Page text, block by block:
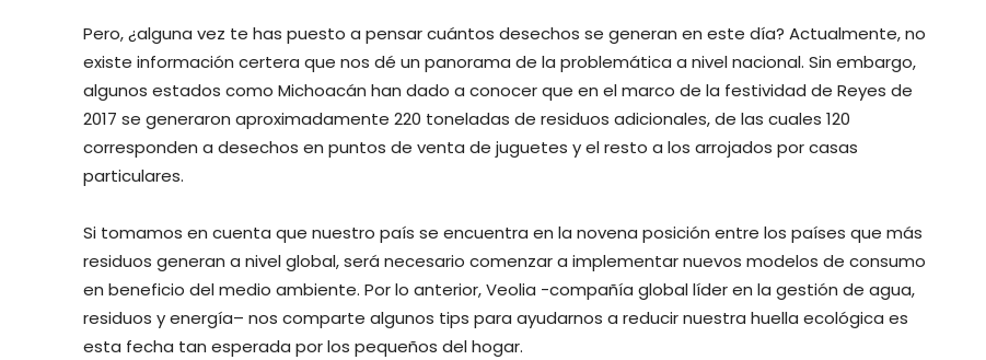
Pero, ¿alguna vez te has puesto a pensar cuántos desechos se generan en este día? Actualmente, no
existe información certera que nos dé un panorama de la problemática a nivel nacional. Sin embargo,
algunos estados como Michoacán han dado a conocer que en el marco de la festividad de Reyes de
2017 se generaron aproximadamente 220 toneladas de residuos adicionales, de las cuales 120
corresponden a desechos en puntos de venta de juguetes y el resto a los arrojados por casas
particulares.
Si tomamos en cuenta que nuestro país se encuentra en la novena posición entre los países que más
residuos generan a nivel global, será necesario comenzar a implementar nuevos modelos de consumo
en beneficio del medio ambiente. Por lo anterior, Veolia -compañía global líder en la gestión de agua,
residuos y energía– nos comparte algunos tips para ayudarnos a reducir nuestra huella ecológica es
esta fecha tan esperada por los pequeños del hogar.